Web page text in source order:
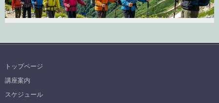
トップページ
講座案内
スケジュール